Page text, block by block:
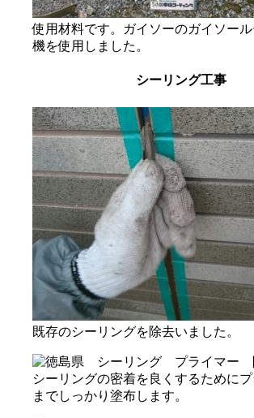
使用材料です。ガイソーのガイソー
機を使用しました。
シーリング工事
既存のシーリングを除去いました。
シーリングの密着を良くするために
までしっかり塗布します。